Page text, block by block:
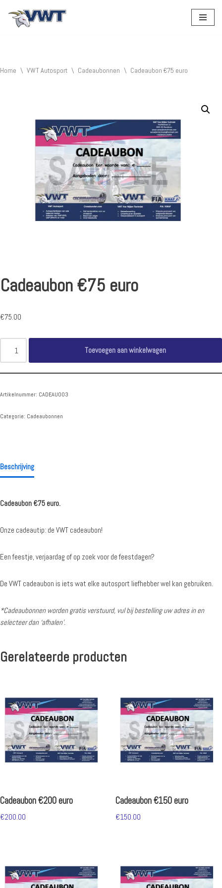
Home \ VWT Autosport \ Cadeaubonnen \ Cadeaubon €75 euro
Cadeaubon €75 euro
€75.00
Toevoegen aan winkelwagen
Artikelnummer: CADEAU003
Categorie: Cadeaubonnen
Beschrijving
Cadeaubon €75 euro.
Onze cadeautip: de VWT cadeaubon!
Een feestje, verjaardag of op zoek voor de feestdagen?
De VWT cadeaubon is iets wat elke autosport liefhebber wel kan gebruiken.
*Cadeaubonnen worden gratis verstuurd, vul bij bestelling uw adres in en
selecteer dan ‘afhalen’.
Gerelateerde producten
Cadeaubon €200 euro
€200.00
Cadeaubon €150 euro
€150.00